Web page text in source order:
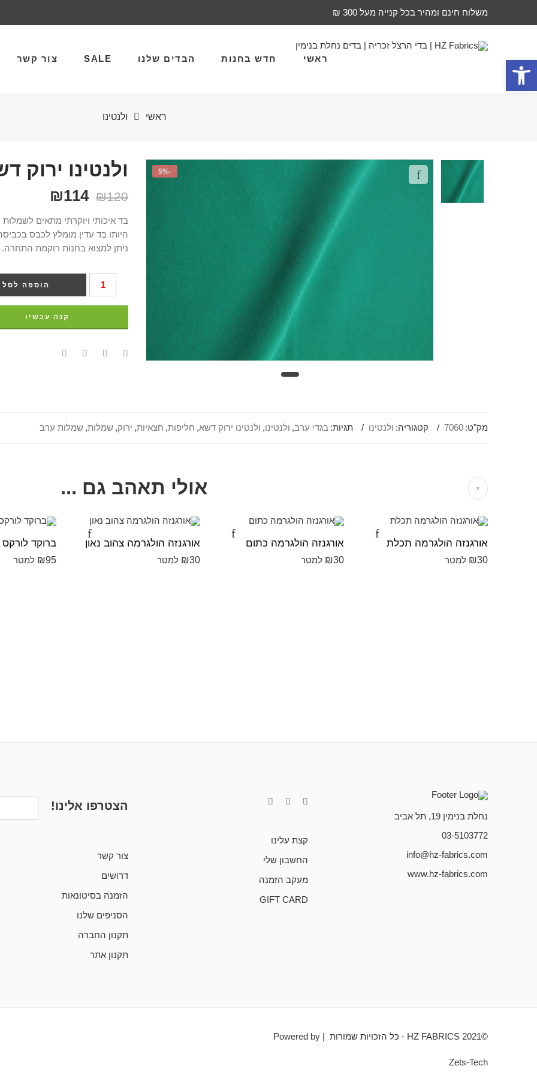
פתח סרגל נגישות
משלוח חינם ומהיר בכל קנייה מעל 300 ₪
ראשי חדש בחנות הבדים שלנו SALE צור קשר
ראשי ולנטינו
-5% ולנטינו ירוק
₪120
₪114
בד איכותי ויוקרתי מתאים
ניתן למצוא בחנות רוקמת התחרה.
הוספה לסל
קנה עכשיו
מק"ט: 7060 קטגוריה: ולנטינו תגיות: בגדי ערב, ולנטינו, ולנטינו ירוק דשא, חליפות, חצאיות, ירוק, שמלות, שמלות ערב
אולי תאהב גם ...
אורגנזה הולגרמה תכלת
₪30 למטר
אורגנזה הולגרמה כתום
₪30 למטר
אורגנזה הולגרמה צהוב נאון
₪30 למטר
ברוקד
₪95 למטר
נחלת בנימין 19, תל אביב
03-5103772
info@hz-fabrics.com
www.hz-fabrics.com
קצת עלינו
החשבון שלי
מעקב הזמנה
GIFT CARD
הצטרפו אלינו!
צור קשר
דרושים
הזמנה בסיטונאות
הסניפים שלנו
תקנון החברה
תקנון אתר
©HZ FABRICS 2021 - כל הזכויות שמורות | Powered by
Zets-Tech